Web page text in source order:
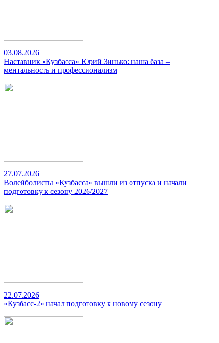
03.08.2026
Наставник «Кузбасса» Юрий Зинько: наша база –
ментальность и профессионализм
27.07.2026
Волейболисты «Кузбасса» вышли из отпуска и начали
подготовку к сезону 2026/2027
22.07.2026
«Кузбасс-2» начал подготовку к новому сезону